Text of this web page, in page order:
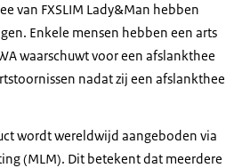
van FXSLIM Lady&Man hebben
Enkele mensen hebben een arts
waarschuwt voor een afslankthee
nadat zij een afslankthee
wordt wereldwijd aangeboden via
(MLM). Dit betekent dat meerdere